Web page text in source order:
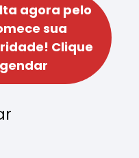
agora pelo
sua
Clique